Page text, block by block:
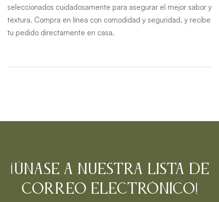
seleccionados cuidadosamente para asegurar el mejor sabor y
textura. Compra en línea con comodidad y seguridad, y recibe
tu pedido directamente en casa.
¡Únase a nuestra lista de
correo electrónico!